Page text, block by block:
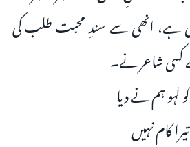
انھی سے سندِ محبت طلب کی
شاعر نے۔
ہم نے دیا
کام نہیں